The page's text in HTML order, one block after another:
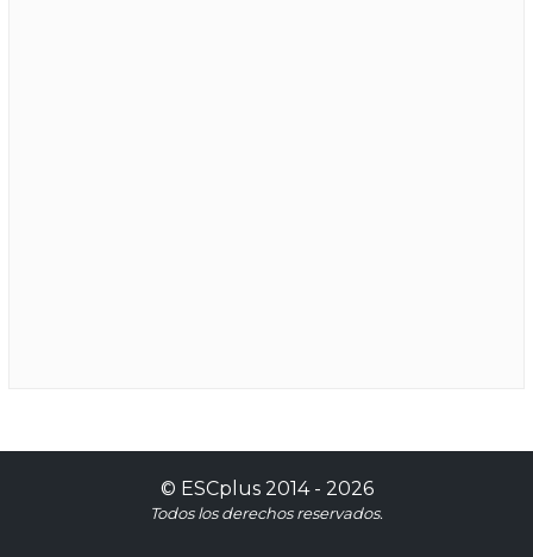
© ESCplus2014 - 2026
Todos los derechos reservados.